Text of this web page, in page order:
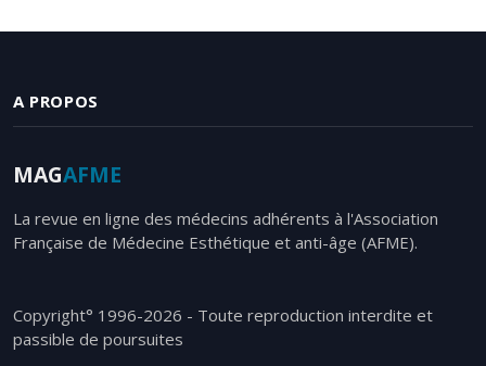
date
A PROPOS
MAGAFME
La revue en ligne des médecins adhérents à l'Association
Française de Médecine Esthétique et anti-âge (AFME).
Copyright° 1996-2026 - Toute reproduction interdite et
passible de poursuites